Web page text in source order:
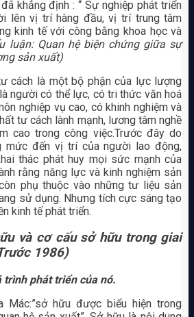
khẳng định : “ Sự nghiệp phát triển
lên vị trí hàng đầu, vị trí trung tâm
kinh tế với công bằng khoa học và
luận: Quan hệ biện chứng giữa sự
sản xuất)
cách là một bộ phận của lực lượng
người có thể lực, có tri thức văn hoá
nghiệp vụ cao, có khinh nghiệm và
tư cách lành mạnh, lương tâm nghề
cao trong công việc.Trước đây do
mức đến vị trí của người lao động,
thác phát huy mọi sức mạnh của
rằng năng lực và kinh nghiệm sản
phụ thuộc vào những tư liệu sản
sử dụng. Nhưng tích cực sáng tạo
kinh tế phát triển.
và cơ cấu sở hữu trong giai
1986)
trình phát triển của nó.
Mác:”sở hữu được biểu hiện trong